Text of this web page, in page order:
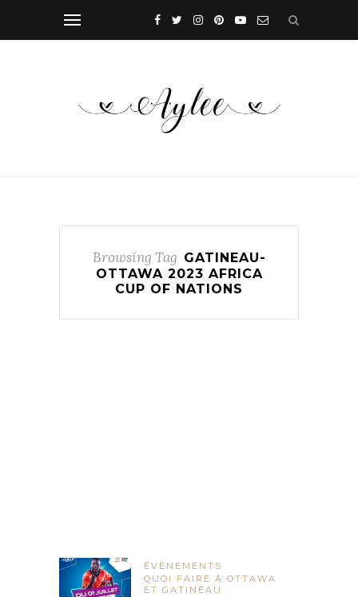
Browsing Tag GATINEAU-
OTTAWA 2023 AFRICA
CUP OF NATIONS
ÉVÈNEMENTS
QUOI FAIRE À OTTAWA
ET GATINEAU